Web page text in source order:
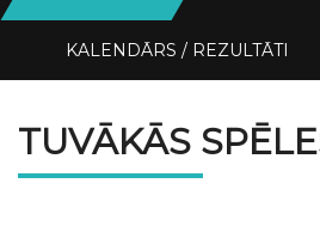
KALENDĀRS / REZULTĀTI
TUVĀKĀS